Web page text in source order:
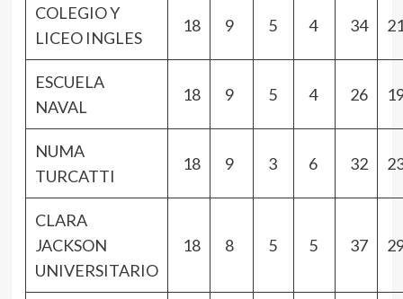
COLEGIO Y
LICEO INGLES
18 9 5 4 34
ESCUELA
NAVAL
18 9 5 4 26
NUMA
TURCATTI
18 9 3 6 32
CLARA
JACKSON
UNIVERSITARIO
18 8 5 5 37